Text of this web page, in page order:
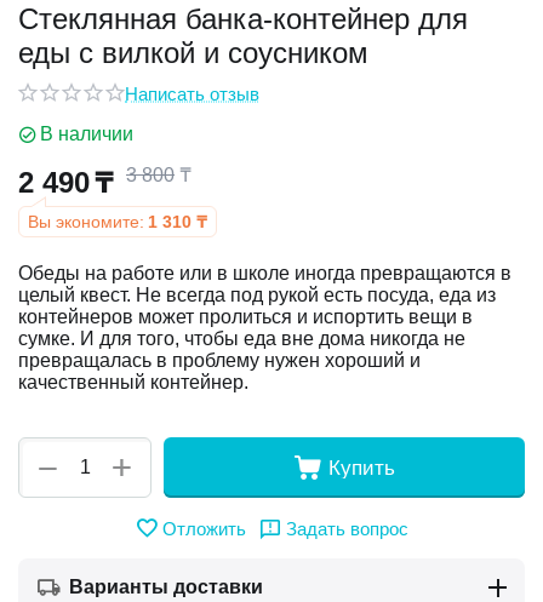
Стеклянная банка-контейнер для
еды с вилкой и соусником
Написать отзыв
В наличии
2 490₸ 3 800 ₸
Вы экономите: 1 310 ₸
Обеды на работе или в школе иногда превращаются в
целый квест. Не всегда под рукой есть посуда, еда из
контейнеров может пролиться и испортить вещи в
сумке. И для того, чтобы еда вне дома никогда не
превращалась в проблему нужен хороший и
качественный контейнер.
+
− Купить
Отложить Задать вопрос
Варианты доставки